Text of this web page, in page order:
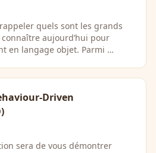
quels sont les grands
aujourd’hui pour
en langage objet. Parmi …
Driven
sera de vous démontrer